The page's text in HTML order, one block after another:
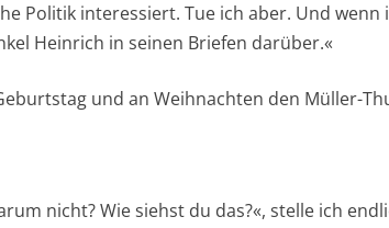
Politik interessiert. Tue ich aber. Und
Heinrich in seinen Briefen darüber.«
und an Weihnachten den Müller-
nicht? Wie siehst du das?«, stelle ich